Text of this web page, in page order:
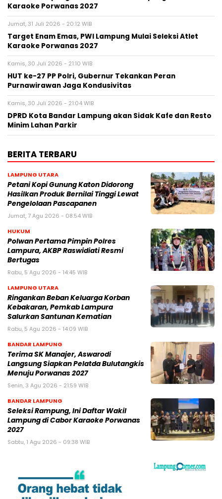
Karaoke Porwanas 2027
Jumat, 31 Juli 2026 - 20:12 WIB
Target Enam Emas, PWI Lampung Mulai Seleksi Atlet
Karaoke Porwanas 2027
Kamis, 30 Juli 2026 - 21:10 WIB
HUT ke-27 PP Polri, Gubernur Tekankan Peran
Purnawirawan Jaga Kondusivitas
Kamis, 30 Juli 2026 - 21:04 WIB
DPRD Kota Bandar Lampung akan Sidak Kafe dan Resto
Minim Lahan Parkir
BERITA TERBARU
LAMPUNG UTARA
Petani Kopi Gunung Katon Didorong
Hasilkan Produk Bernilai Tinggi Lewat
Pengelolaan Pascapanen
Jumat, 7 Agu 2026 - 08:54 WIB
HUKUM
Polwan Pertama Pimpin Polres
Lampura, AKBP Raswidiati Resmi
Bertugas
Rabu, 5 Agu 2026 - 14:45 WIB
LAMPUNG UTARA
Ringankan Beban Keluarga Korban
Kebakaran, Pemkab Lampura
Salurkan Santunan Kematian
Rabu, 5 Agu 2026 - 14:09 WIB
BANDAR LAMPUNG
Terima SK Manajer, Aswarodi
Langsung Siapkan Pelatda Bulutangkis
Menuju Porwanas 2027
Senin, 3 Agu 2026 - 21:59 WIB
BANDAR LAMPUNG
Seleksi Rampung, Ini Daftar Wakil
Lampung di Cabor Karaoke Porwanas
2027
Sabtu, 1 Agu 2026 - 09:38 WIB